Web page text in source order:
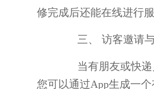
修完成后还能在线进行
三、 访客邀请与
当有朋友或快递员
您可以通过App生成一